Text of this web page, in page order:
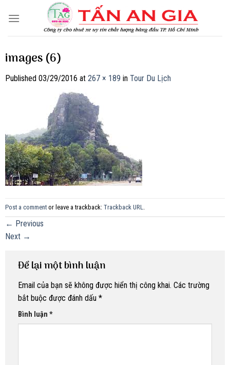
images (6)
Published 03/29/2016 at 267 × 189 in Tour Du Lịch
Post a comment or leave a trackback: Trackback URL
← Previous
Next →
Để lại một bình luận
Email của bạn sẽ không được hiển thị công khai. Các trường
bắt buộc được đánh dấu *
Bình luận *